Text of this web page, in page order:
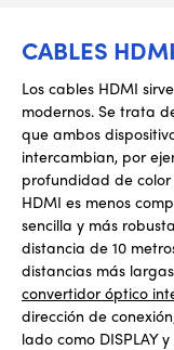
CABLES
Los cables HDMI
modernos. Se trata
que ambos
intercambian, por
profundidad de
HDMI es menos
sencilla y más
distancia de 10
distancias más
convertidor óptico
dirección de
lado como DISPLAY